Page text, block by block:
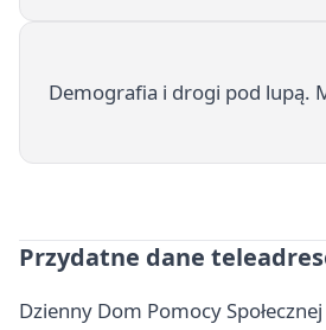
Demografia i drogi pod lupą.
Przydatne dane
Dzienny Dom Pomocy